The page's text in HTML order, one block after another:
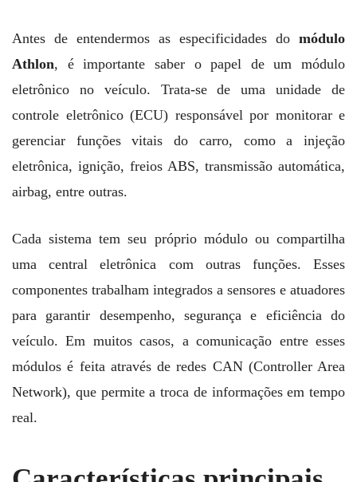
Antes de entendermos as especificidades do módulo
Athlon, é importante saber o papel de um módulo
eletrônico no veículo. Trata-se de uma unidade de
controle eletrônico (ECU) responsável por monitorar e
gerenciar funções vitais do carro, como a injeção
eletrônica, ignição, freios ABS, transmissão automática,
airbag, entre outras.
Cada sistema tem seu próprio módulo ou compartilha
uma central eletrônica com outras funções. Esses
componentes trabalham integrados a sensores e atuadores
para garantir desempenho, segurança e eficiência do
veículo. Em muitos casos, a comunicação entre esses
módulos é feita através de redes CAN (Controller Area
Network), que permite a troca de informações em tempo
real.